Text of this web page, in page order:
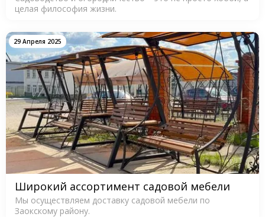
целая философия жизни.
29 Апреля 2025
Широкий ассортимент садовой мебели
Мы осуществляем доставку садовой мебели по
Заокскому району.